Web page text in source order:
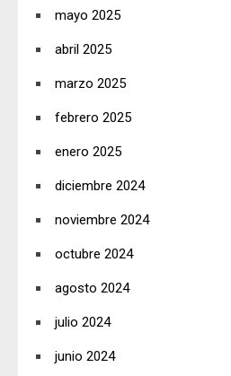
mayo 2025
abril 2025
marzo 2025
febrero 2025
enero 2025
diciembre 2024
noviembre 2024
octubre 2024
agosto 2024
julio 2024
junio 2024